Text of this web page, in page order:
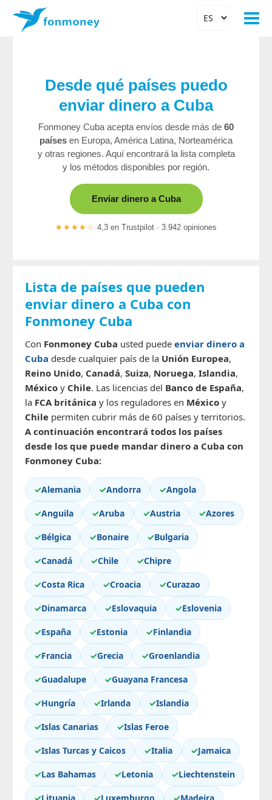
Desde qué países puedo
enviar dinero a Cuba
Fonmoney Cuba acepta envíos desde más de 60
países en Europa, América Latina, Norteamérica
y otras regiones. Aquí encontrará la lista completa
y los métodos disponibles por región.
Enviar dinero a Cuba
★★★★☆ 4,3 en Trustpilot · 3.942 opiniones
Lista de países que pueden
enviar dinero a Cuba con
Fonmoney Cuba
Con Fonmoney Cuba usted puede enviar dinero a
Cuba desde cualquier país de la Unión Europea,
Reino Unido, Canadá, Suiza, Noruega, Islandia,
México y Chile. Las licencias del Banco de España,
la FCA británica y los reguladores en México y
Chile permiten cubrir más de 60 países y territorios.
A continuación encontrará todos los países
desde los que puede mandar dinero a Cuba con
Fonmoney Cuba:
✓Alemania ✓Andorra ✓Angola
✓Anguila ✓Aruba ✓Austria ✓Azores
✓Bélgica ✓Bonaire ✓Bulgaria
✓Canadá ✓Chile ✓Chipre
✓Costa Rica ✓Croacia ✓Curazao
✓Dinamarca ✓Eslovaquia ✓Eslovenia
✓España ✓Estonia ✓Finlandia
✓Francia ✓Grecia ✓Groenlandia
✓Guadalupe ✓Guayana Francesa
✓Hungría ✓Irlanda ✓Islandia
✓Islas Canarias ✓Islas Feroe
✓Islas Turcas y Caicos ✓Italia ✓Jamaica
✓Las Bahamas ✓Letonia ✓Liechtenstein